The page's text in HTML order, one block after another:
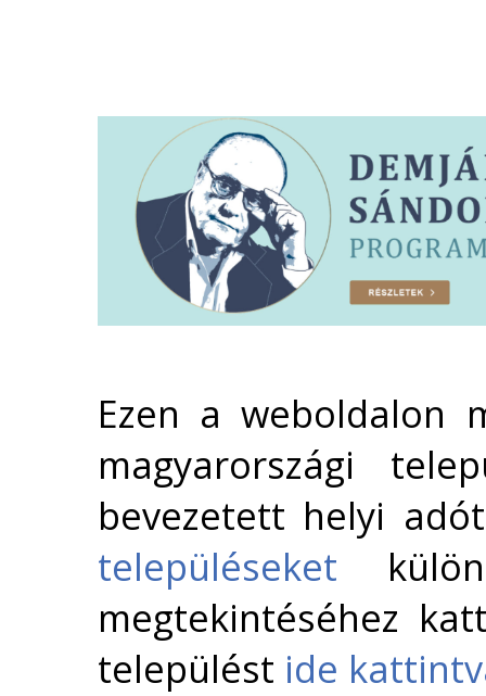
Ezen a weboldalon
magyarországi
bevezetett helyi
településeket
megtekintéséhez
települést ide